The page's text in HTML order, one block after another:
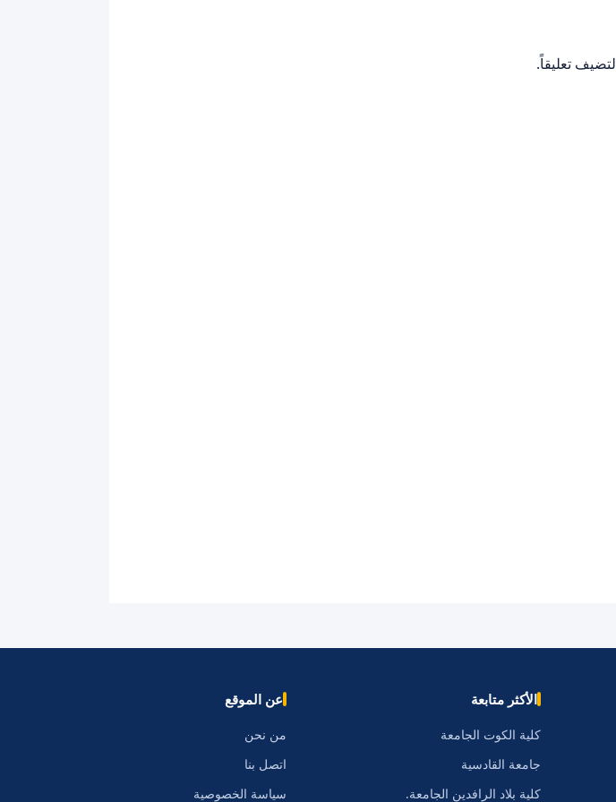
لتضيف تعليقاً.
الأكثر متابعة
كلية الكوت الجامعة
جامعة القادسية
كلية بلاد الرافدين الجامعة.
عن الموقع
من نحن
اتصل بنا
سياسة الخصوصية